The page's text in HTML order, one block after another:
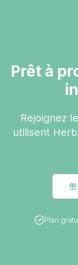
Prêt à
Rejoignez
utilisent
Plan